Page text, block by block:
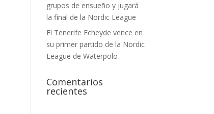
grupos de ensueño y jugará
la final de la Nordic League
El Tenerife Echeyde vence en
su primer partido de la Nordic
League de Waterpolo
Comentarios
recientes